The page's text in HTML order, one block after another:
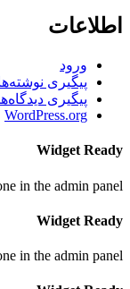
اطلاعات
ورود
پیگیری
پیگیری
WordPress.org
Widget Ready
in the admin panel.
Widget Ready
in the admin panel.